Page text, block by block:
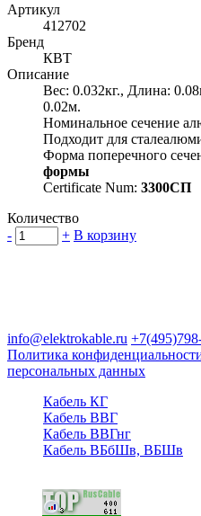
Артикул
412702
Бренд
КВТ
Описание
Вес: 0.032кг., Длина:
0.02м.
Номинальное сечение
Подходит для
Форма поперечного
формы
Certificate Num: 3300СП
Количество
-
+ В корзину
info@elektrokable.ru
Политика
персональных данных
Кабель КГ
Кабель ВВГ
Кабель ВВГнг
Кабель ВБбШв, ВБШв